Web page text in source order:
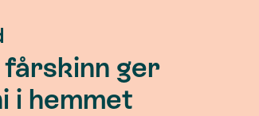
ger
i hemmet